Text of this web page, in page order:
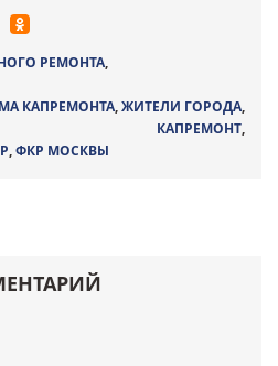
РЕМОНТА,
КАПРЕМОНТА,ЖИТЕЛИ ГОРОДА,
КАПРЕМОНТ,
,ФКР МОСКВЫ